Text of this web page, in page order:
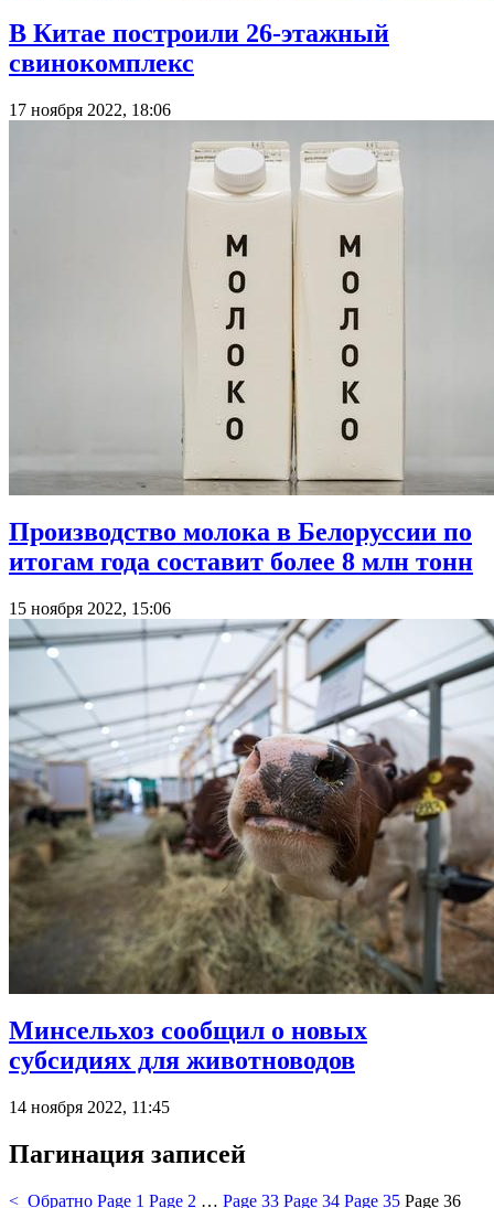
В Китае построили 26-этажный
свинокомплекс
17 ноября 2022, 18:06
Производство молока в Белоруссии по
итогам года составит более 8 млн тонн
15 ноября 2022, 15:06
Минсельхоз сообщил о новых
субсидиях для животноводов
14 ноября 2022, 11:45
Пагинация записей
< Обратно Page 1 Page 2 … Page 33 Page 34 Page 35 Page 36